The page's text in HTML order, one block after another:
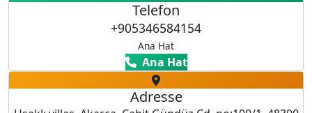
Telefon
+905346584154
Ana Hat
Ana Hat
Adresse